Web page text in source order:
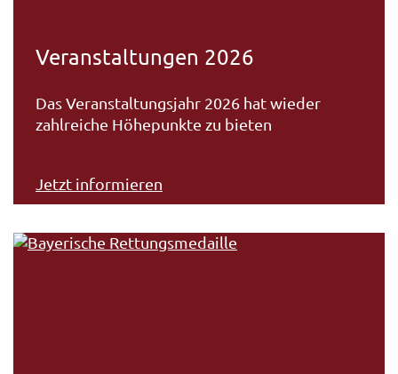
Veranstaltungen 2026
Das Veranstaltungsjahr 2026 hat wieder
zahlreiche Höhepunkte zu bieten
Jetzt informieren